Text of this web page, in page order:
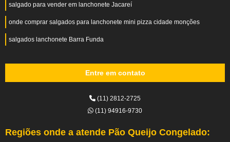
salgado para vender em lanchonete Jacareí
onde comprar salgados para lanchonete mini pizza cidade monções
salgados lanchonete Barra Funda
Entre em contato
(11) 2812-2725
(11) 94916-9730
Regiões onde a atende Pão Queijo Congelado: